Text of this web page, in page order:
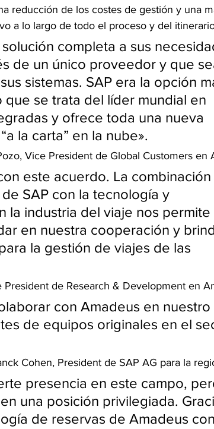
reducción de los costes de gestión y una
a lo largo de todo el proceso y del
completa a sus
de un único proveedor y que
sistemas. SAP era la opción
se trata del líder mundial en
y ofrece toda una nueva
la carta” en la nube».
Vice President de Global Customers en
este acuerdo. La
SAP con la tecnología y
la industria del viaje nos permite
en nuestra cooperación y
la gestión de viajes de las
de Research & Development en
con Amadeus en nuestro
de equipos originales en el
Cohen, President de SAP AG para la
presencia en este campo,
una posición privilegiada.
de reservas de Amadeus